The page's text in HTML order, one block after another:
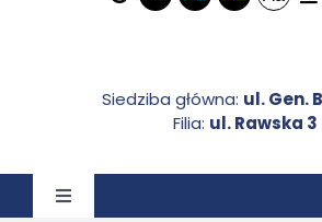
Siedziba główna: ul. Gen.
Filia: ul. Rawska 3
Toggle